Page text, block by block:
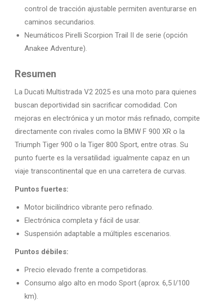
control de tracción ajustable permiten aventurarse en
caminos secundarios.
Neumáticos Pirelli Scorpion Trail II de serie (opción
Anakee Adventure).
Resumen
La Ducati Multistrada V2 2025 es una moto para quienes
buscan deportividad sin sacrificar comodidad. Con
mejoras en electrónica y un motor más refinado, compite
directamente con rivales como la BMW F 900 XR o la
Triumph Tiger 900 o la Tiger 800 Sport, entre otras. Su
punto fuerte es la versatilidad: igualmente capaz en un
viaje transcontinental que en una carretera de curvas.
Puntos fuertes:
Motor bicilíndrico vibrante pero refinado.
Electrónica completa y fácil de usar.
Suspensión adaptable a múltiples escenarios.
Puntos débiles:
Precio elevado frente a competidoras.
Consumo algo alto en modo Sport (aprox. 6,5 l/100
km).